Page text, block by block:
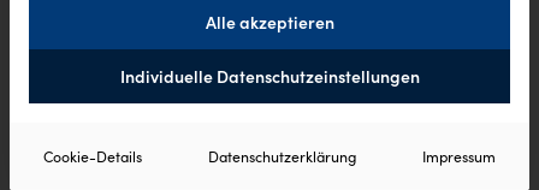
Alle akzeptieren
Individuelle Datenschutzeinstellungen
Cookie-Details Datenschutzerklärung Impressum